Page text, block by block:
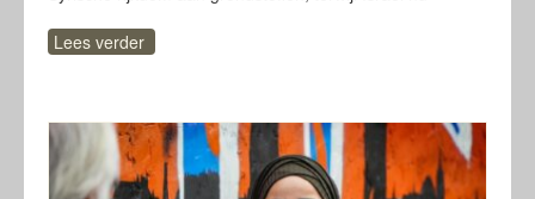
Lees verder